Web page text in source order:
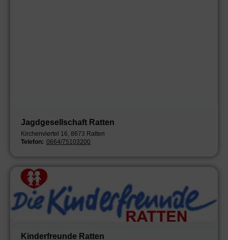
Jagdgesellschaft Ratten
Kirchenviertel 16, 8673 Ratten
Telefon: 0664/75103200
Kinderfreunde Ratten